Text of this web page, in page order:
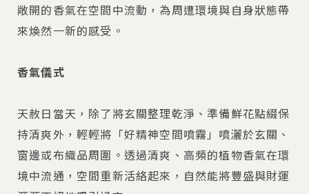
敞開的香氣在空間中流動，為周遭環境與自身狀態帶
來煥然一新的感受。
香氣儀式
天赦日當天，除了將玄關整理乾淨、準備鮮花點綴保
持清爽外，輕輕將「好精神空間噴霧」噴灑於玄關、
窗邊或布織品周圍。透過清爽、高頻的植物香氣在環
境中流通，空間重新活絡起來，自然能將豐盛與財運